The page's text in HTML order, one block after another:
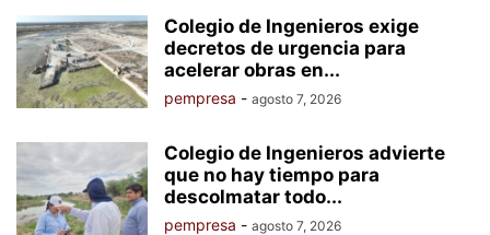
Colegio de Ingenieros exige
decretos de urgencia para
acelerar obras en...
pempresa - agosto 7, 2026
Colegio de Ingenieros advierte
que no hay tiempo para
descolmatar todo...
pempresa - agosto 7, 2026